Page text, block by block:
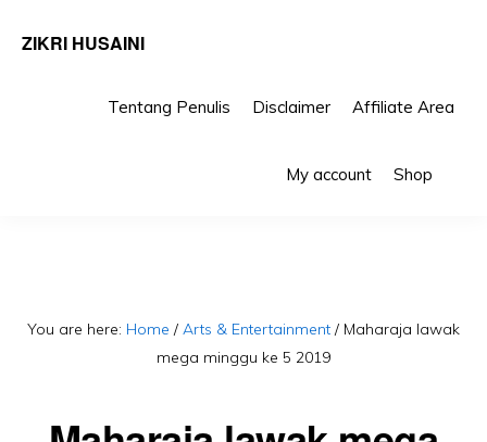
ZIKRI HUSAINI
Tentang Penulis Disclaimer Affiliate Area
My account Shop
You are here: Home / Arts & Entertainment / Maharaja lawak
mega minggu ke 5 2019